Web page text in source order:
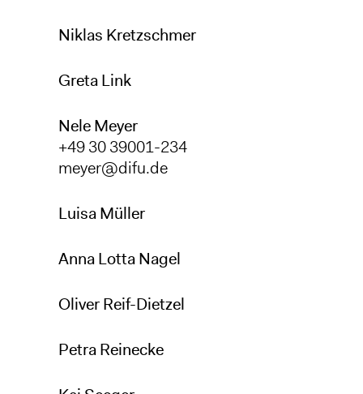
Niklas Kretzschmer
Greta Link
Nele Meyer
+49 30 39001-234
meyer@difu.de
Luisa Müller
Anna Lotta Nagel
Oliver Reif-Dietzel
Petra Reinecke